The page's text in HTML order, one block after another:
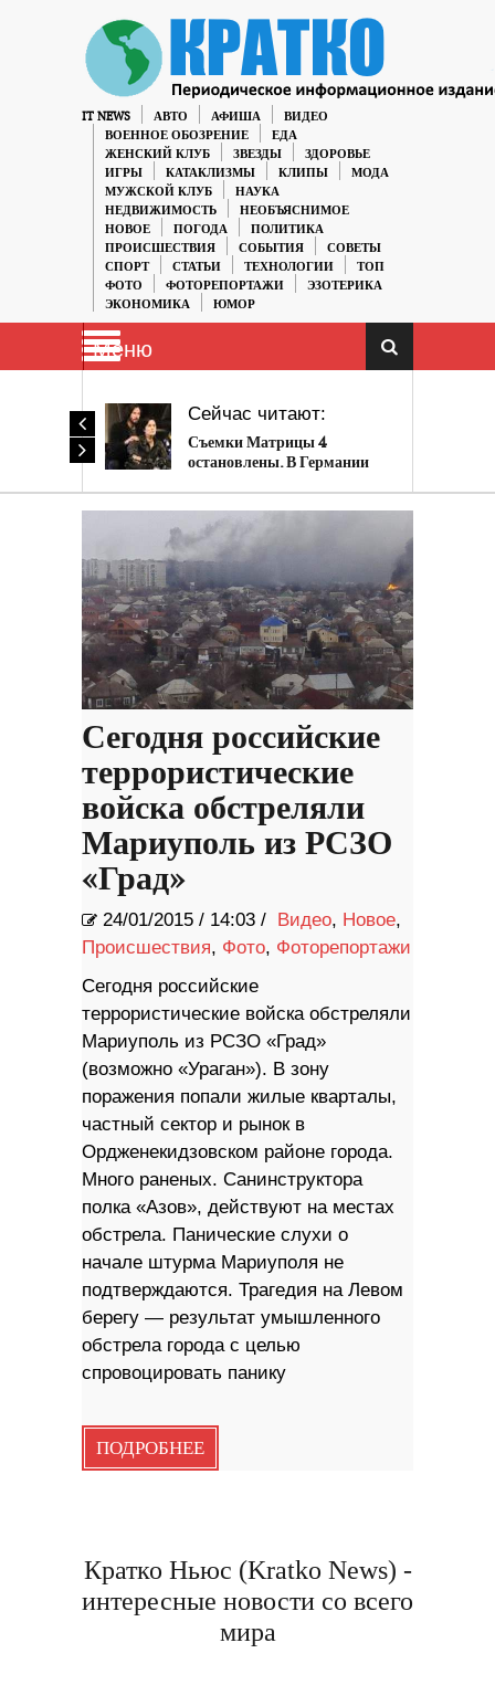
IT NEWS АВТО АФИША
ВИДЕО
ВОЕННОЕ ОБОЗРЕНИЕ
ЕДА
ЖЕНСКИЙ КЛУБ
ЗВЕЗДЫ
ЗДОРОВЬЕ
ИГРЫ
КАТАКЛИЗМЫ КЛИПЫ
МОДА
МУЖСКОЙ КЛУБ
НАУКА
НЕДВИЖИМОСТЬ
НЕОБЪЯСНИМОЕ
НОВОЕ
ПОГОДА
ПОЛИТИКА
ПРОИСШЕСТВИЯ
СОБЫТИЯ
СОВЕТЫ
СПОРТ
СТАТЬИ ТЕХНОЛОГИИ
ТОП
ФОТО
ФОТОРЕПОРТАЖИ
ЭЗОТЕРИКА
ЭКОНОМИКА
ЮМОР
Меню
Сейчас читают:
Съемки Матрицы 4
остановлены. В Германии
Сегодня российские
террористические
войска обстреляли
Мариуполь из РСЗО
«Град»
24/01/2015 / 14:03 / Видео, Новое,
Происшествия, Фото, Фоторепортажи
Сегодня российские
террористические войска обстреляли
Мариуполь из РСЗО «Град»
(возможно «Ураган»). В зону
поражения попали жилые кварталы,
частный сектор и рынок в
Ордженекидзовском районе города.
Много раненых. Санинструктора
полка «Азов», действуют на местах
обстрела. Панические слухи о
начале штурма Мариуполя не
подтверждаются. Трагедия на Левом
берегу — результат умышленного
обстрела города с целью
спровоцировать панику
ПОДРОБНЕЕ
Кратко Ньюс (Kratko News) -
интересные новости со всего
мира